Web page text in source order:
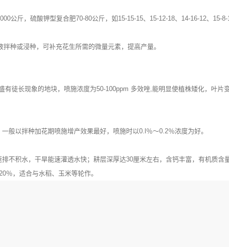
斤，硫酸钾型复合肥70-80公斤，如15-15-15、15-12-18、14-16-12、15-8-
种或浸种，可补充花生所需的微量元素，提高产量。
徒长现象的地块，喷施浓度为50-100ppm 多效唑,能明显使植株矮化，叶片
以拌种加花期喷施增产效果最好，喷施时以0.l％～0.2％浓度为好。
积水，干旱能速灌透水快；耕层深厚达30厘米左右，含钙丰富，有机质含
％，适合与水稻、玉米等轮作。